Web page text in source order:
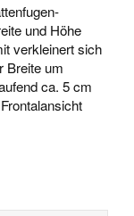
und Höhe
verkleinert sich
Breite um
ca. 5 cm